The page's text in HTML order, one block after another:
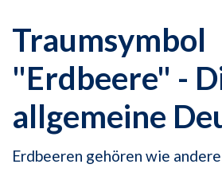
Traumsymbol
"Erdbeere" -
allgemeine
Erdbeeren gehören wie